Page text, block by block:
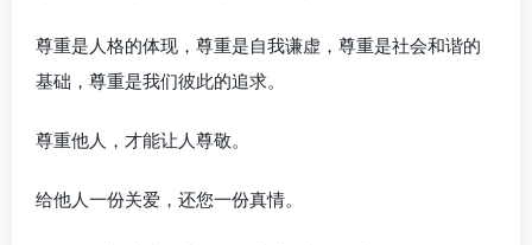
尊重是人格的体现，尊重是自我谦虚，尊重是社会和谐的
基础，尊重是我们彼此的追求。
尊重他人，才能让人尊敬。
给他人一份关爱，还您一份真情。